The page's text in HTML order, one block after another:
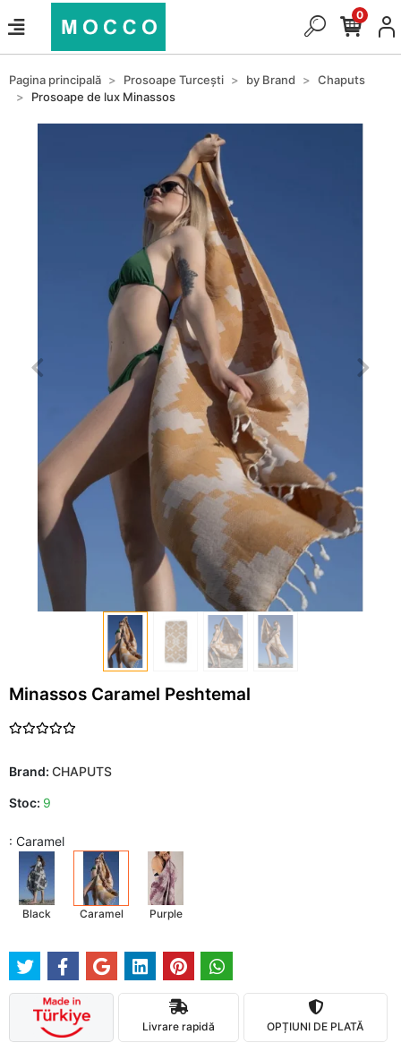
0
Pagina principală Prosoape Turcești by Brand
Chaputs
Prosoape de lux Minassos
Minassos Caramel Peshtemal
Brand: CHAPUTS
Stoc: 9
: Caramel
Black Caramel Purple
Livrare rapidă OPȚIUNI DE PLATĂ